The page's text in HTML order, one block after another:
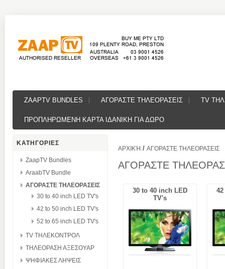
ZAAPTV BUNDLES ΑΓΟΡΑΣΤΕ ΤΗΛΕΟΡΑΣΕΙΣ TV
ΠΡΟΠΛΗΡΩΜΕΝΗ ΚΑΡΤΑ ΙΔΑΝΙΚΗ ΓΙΑ ΔΩΡΟ
ΚΑΤΗΓΟΡΙΕΣ
ZaapTV Bundles
AraabTV Bundle
ΑΓΟΡΑΣΤΕ ΤΗΛΕΟΡΑΣΕΙΣ
30 to 40 inch LED TV's
42 to 50 inch LED TV's
52 to 65 inch LED TV's
TV ΤΗΛΕΚΟΝΤΡΟΛ
ΤΗΛΕΟΡΑΣΗ ΑΞΕΣΟΥΑΡ
ΨΗΦΙΑΚΕΣ ΛΗΨΕΙΣ
ΑΡΧΙΚΉ / ΑΓΟΡΑΣΤΕ ΤΗΛΕΟΡΑΣΕΙΣ
ΑΓΟΡΑΣΤΕ
30 to 40 inch LED
TV's